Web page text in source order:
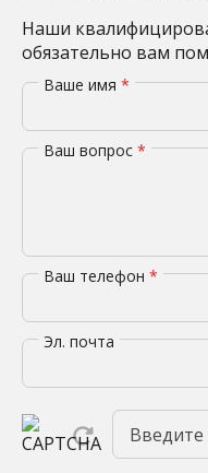
Наши
обязательно вам
Ваше имя *
Ваш вопрос *
Ваш телефон *
Эл. почта